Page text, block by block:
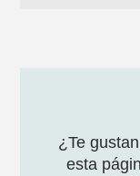
¿Te
esta